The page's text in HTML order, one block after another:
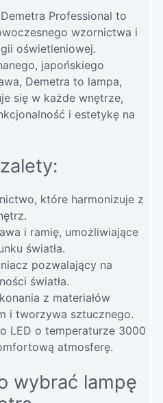
Professional to
wzornictwa i
oświetleniowej.
japońskiego
Demetra to lampa,
się w każde wnętrze,
i estetykę na
które harmonizuje z
i ramię, umożliwiające
światła.
pozwalający na
światła.
z materiałów
i tworzywa sztucznego.
LED o temperaturze 3000
atmosferę.
wybrać lampę